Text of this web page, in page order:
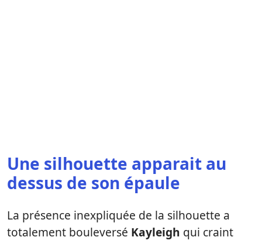
Une silhouette apparait au
dessus de son épaule
La présence inexpliquée de la silhouette a
totalement bouleversé Kayleigh qui craint